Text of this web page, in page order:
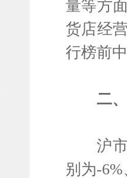
量等方
货店经
行榜前
二
沪市
别为-